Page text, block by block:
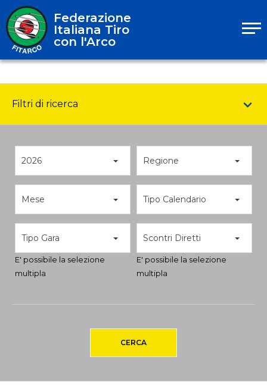
Federazione
Italiana Tiro
con l'Arco
Filtri di ricerca
2026 Regione
Mese Tipo Calendario
Tipo Gara
E' possibile la selezione
multipla
Scontri Diretti
E' possibile la selezione
multipla
CERCA